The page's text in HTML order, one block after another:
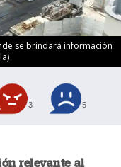
se brindará información
3 5
relevante al